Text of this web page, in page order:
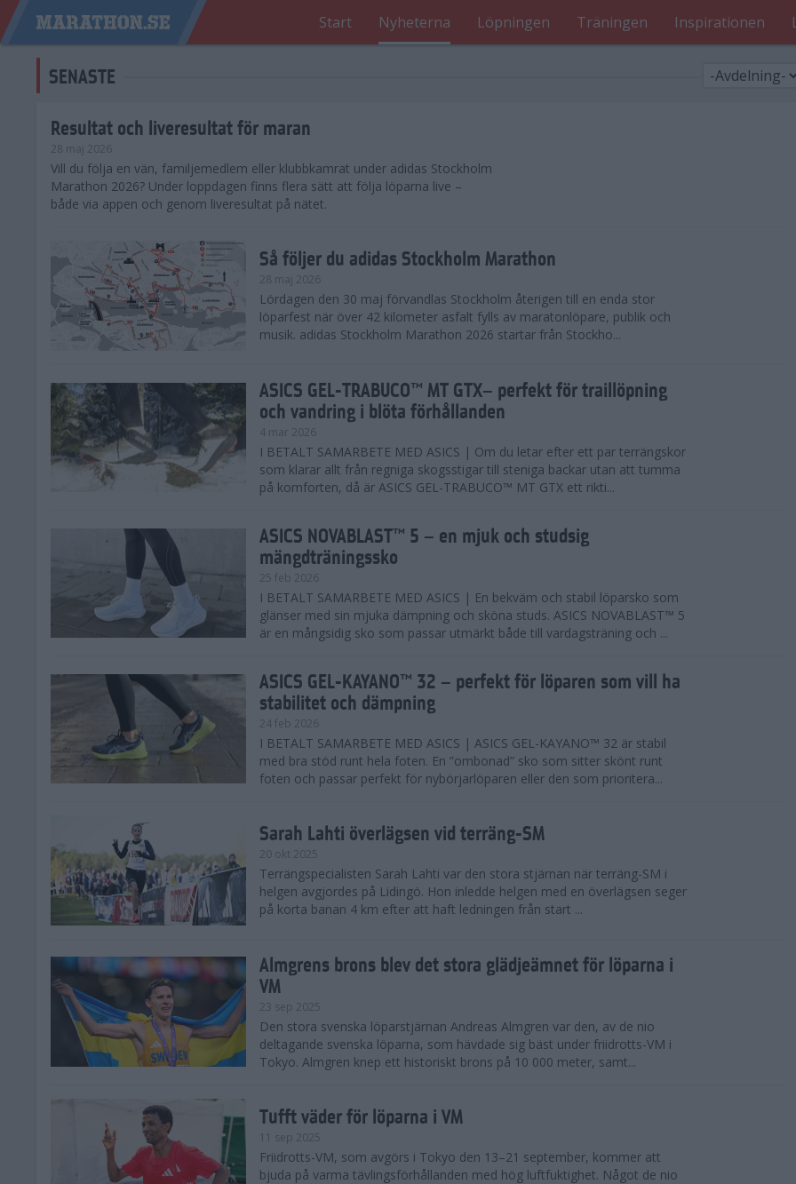
Start Nyheterna Löpningen Träningen Inspirationen
SENASTE
Resultat och liveresultat för maran
28 maj 2026
​Vill du följa en vän, familjemedlem eller klubbkamrat under adidas Stockholm
Marathon 2026? Under loppdagen finns flera sätt att följa löparna live –
både via appen och genom liveresultat på nätet.
Så följer du adidas Stockholm Marathon
28 maj 2026
Lördagen den 30 maj förvandlas Stockholm återigen till en enda stor
löparfest när över 42 kilometer asfalt fylls av maratonlöpare, publik och
musik. adidas Stockholm Marathon 2026 startar från Stockho...
ASICS GEL-TRABUCO™ MT GTX– perfekt för traillöpning
och vandring i blöta förhållanden
4 mar 2026
I BETALT SAMARBETE MED ASICS | Om du letar efter ett par terrängskor
som klarar allt från regniga skogsstigar till steniga backar utan att tumma
på komforten, då är ASICS GEL-TRABUCO™ MT GTX ett rikti...
ASICS NOVABLAST™ 5 – en mjuk och studsig
mängdträningssko
25 feb 2026
I BETALT SAMARBETE MED ASICS | En bekväm och stabil löparsko som
glänser med sin mjuka dämpning och sköna studs. ASICS NOVABLAST™ 5
är en mångsidig sko som passar utmärkt både till vardagsträning och ...
ASICS GEL-KAYANO™ 32 – perfekt för löparen som vill ha
stabilitet och dämpning
24 feb 2026
I BETALT SAMARBETE MED ASICS | ASICS GEL-KAYANO™ 32 är stabil
med bra stöd runt hela foten. En ”ombonad” sko som sitter skönt runt
foten och passar perfekt för nybörjarlöparen eller den som prioritera...
Sarah Lahti överlägsen vid terräng-SM
20 okt 2025
Terrängspecialisten Sarah Lahti var den stora stjärnan när terräng-SM i
helgen avgjordes på Lidingö. Hon inledde helgen med en överlägsen seger
på korta banan 4 km efter att haft ledningen från start ...
Almgrens brons blev det stora glädjeämnet för löparna i
VM
23 sep 2025
Den stora svenska löparstjärnan Andreas Almgren var den, av de nio
deltagande svenska löparna, som hävdade sig bäst under friidrotts-VM i
Tokyo. Almgren knep ett historiskt brons på 10 000 meter, samt...
Tufft väder för löparna i VM
11 sep 2025
Friidrotts-VM, som avgörs i Tokyo den 13–21 september, kommer att
bjuda på varma tävlingsförhållanden med hög luftfuktighet. Något de nio